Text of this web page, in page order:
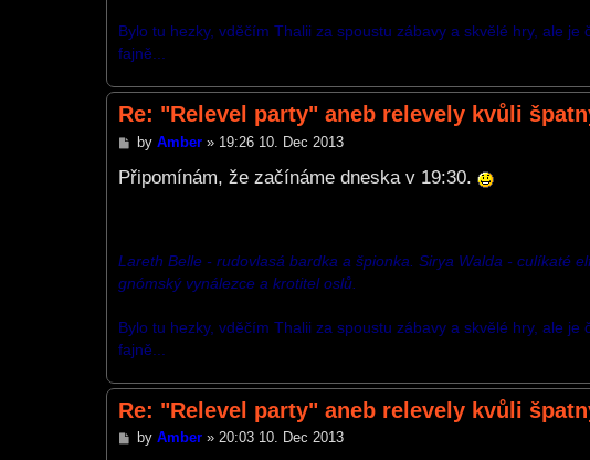
Bylo tu hezky, vděčím Thalii za spoustu zábavy a skvělé hry, ale
fajně...
Re: "Relevel party" aneb relevely kvůli
P
s
by Amber» 19:26 10. Dec 2013
Připomínám, že začínáme dneska v 19:30.
Lareth Belle - rudovlasá bardka a špionka. Sirya Walda - culíkaté
gnómský vynálezce a krotitel oslů.
Bylo tu hezky, vděčím Thalii za spoustu zábavy a skvělé hry, ale
fajně...
Re: "Relevel party" aneb relevely kvůli
Pby Amber» 20:03 10. Dec 2013